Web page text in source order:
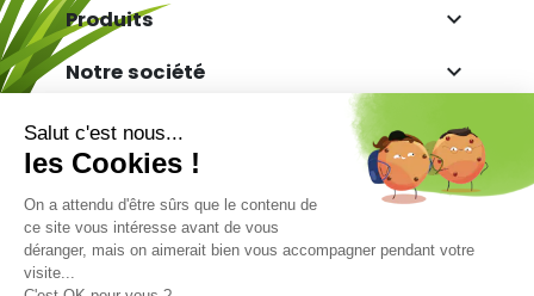
Produits 
Notre société 
Votre compte 
Informations 
Marchand approuvé par la Société des Avis
Garantis,cliquez ici pour vérifier.